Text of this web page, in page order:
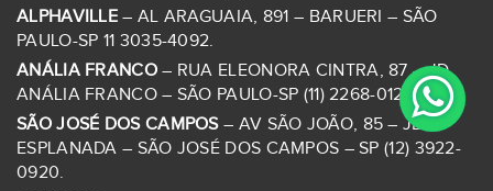
ALPHAVILLE – AL ARAGUAIA, 891 – BARUERI – SÃO
PAULO-SP 11 3035-4092.
ANÁLIA FRANCO– RUA ELEONORA CINTRA, 87 – JD
ANÁLIA FRANCO – SÃO PAULO-SP (11) 2268-0126.
SÃO JOSÉ DOS CAMPOS– AV SÃO JOÃO, 85 – JD
ESPLANADA – SÃO JOSÉ DOS CAMPOS – SP (12) 3922-
0920.